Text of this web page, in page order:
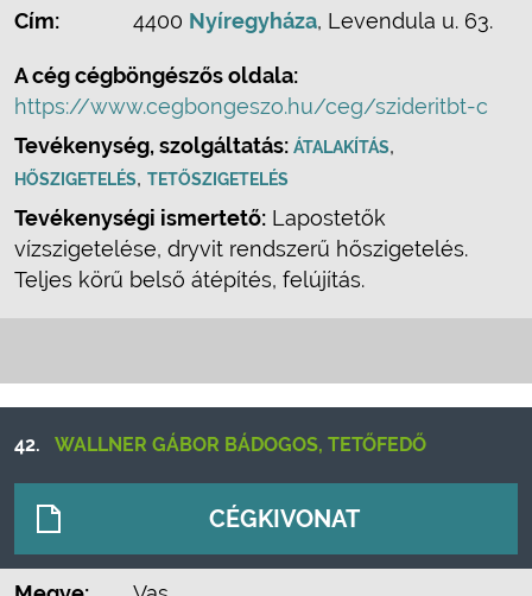
Cím: 4400 Nyíregyháza, Levendula u. 63.
A cég cégböngészős oldala:
https://www.cegbongeszo.hu/ceg/szideritbt-c
Tevékenység, szolgáltatás: ÁTALAKÍTÁS,
HŐSZIGETELÉS, TETŐSZIGETELÉS
Tevékenységi ismertető: Lapostetők
vízszigetelése, dryvit rendszerű hőszigetelés.
Teljes körű belső átépítés, felújítás.
42. WALLNER GÁBOR BÁDOGOS, TETŐFEDŐ
CÉGKIVONAT